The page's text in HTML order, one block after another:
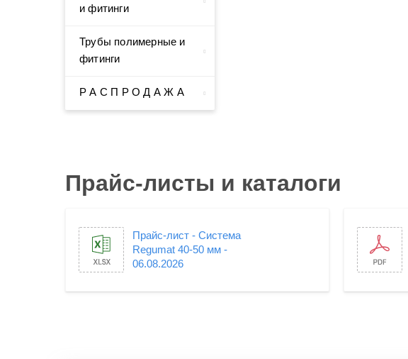
и фитинги
Трубы полимерные и
фитинги
Р А С П Р О Д А Ж А
Прайс-листы и каталоги
Прайс-лист - Система
Regumat 40-50 мм -
06.08.2026